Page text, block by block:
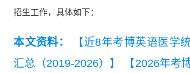
招生工作，具体如下：
本文资料：
【近8年考博英语医学
汇总（2019-2026）】
【2026年考